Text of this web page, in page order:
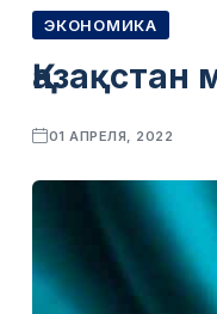
ЭКОНОМИКА
01 АПРЕЛЯ, 2022